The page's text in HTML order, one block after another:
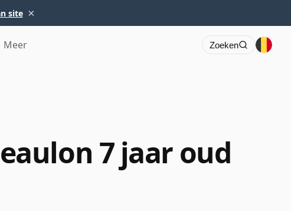
site ×
Meer Zoeken
7 jaar oud